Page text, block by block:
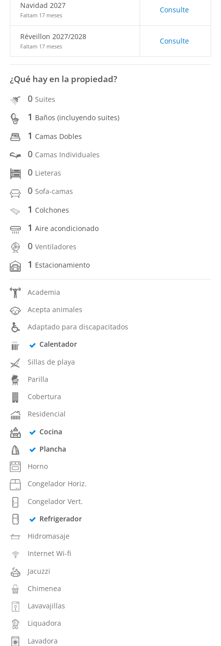
Navidad 2027
Faltam 17 meses
Consulte
Réveillon 2027/2028
Faltam 17 meses
Consulte
¿Qué hay en la propiedad?
0 Suites
1 Baños (incluyendo suites)
1 Camas Dobles
0 Camas Individuales
0 Lieteras
0 Sofa-camas
1 Colchones
1 Aire acondicionado
0 Ventiladores
1 Estacionamiento
Academia
Acepta animales
Adaptado para discapacitados
Calentador
Sillas de playa
Parilla
Cobertura
Residencial
Cocina
Plancha
Horno
Congelador Horiz.
Congelador Vert.
Refrigerador
Hidromasaje
Internet Wi-fi
Jacuzzi
Chimenea
Lavavajillas
Liquadora
Lavadora